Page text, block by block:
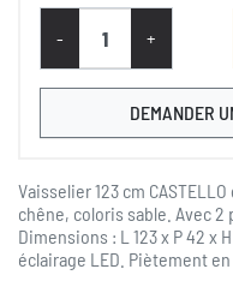
- +
DEMANDER
Vaisselier 123 cm
chêne, coloris sable. Avec
Dimensions : L 123 x P 42 x
éclairage LED. Piètement